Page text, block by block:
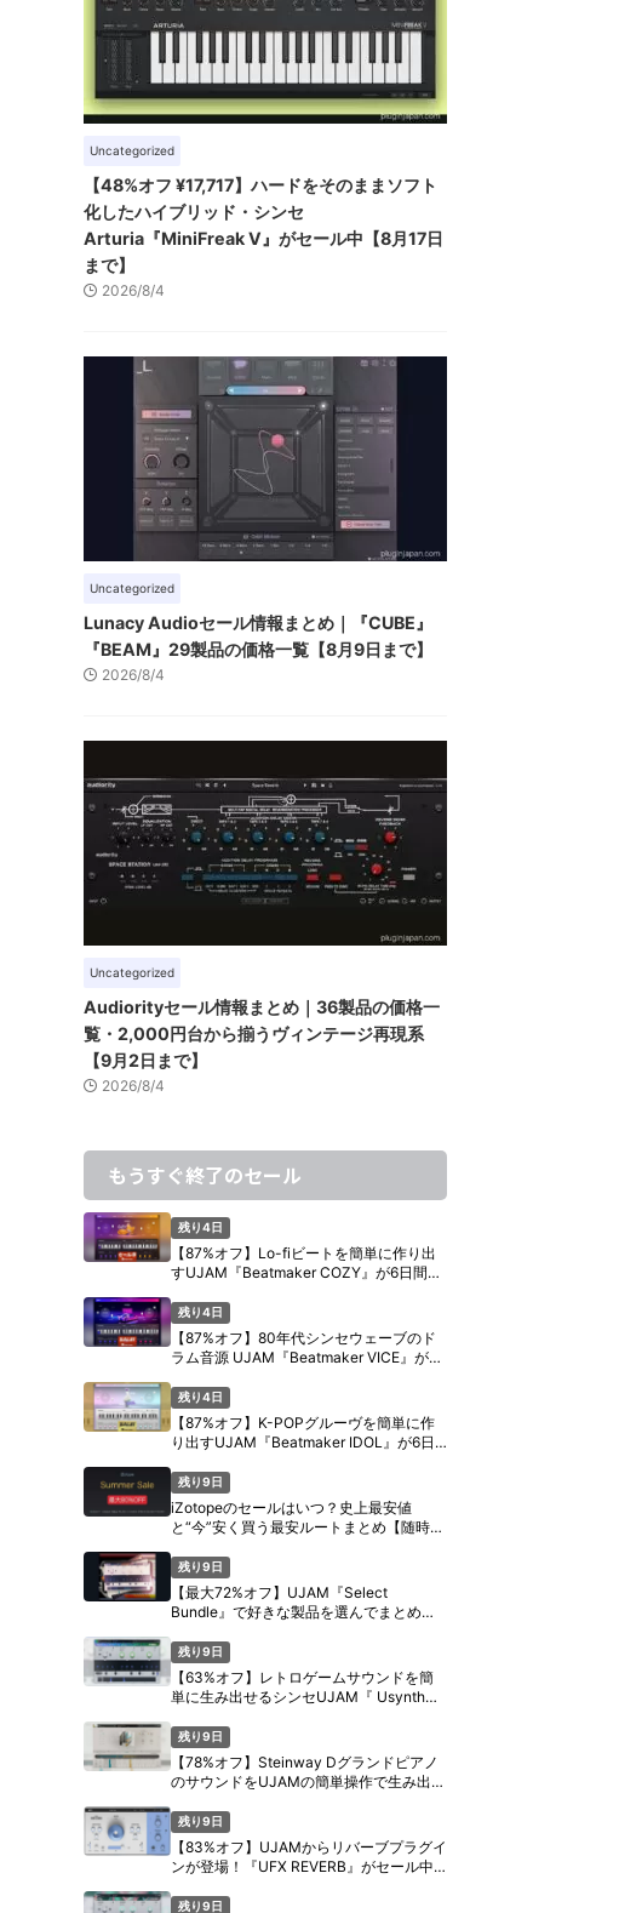
Uncategorized
【48%オフ ¥17,717】ハードをそのままソフト
化したハイブリッド・シンセ
Arturia『MiniFreak V』がセール中【8月17日
まで】
2026/8/4
Uncategorized
Lunacy Audioセール情報まとめ｜『CUBE』
『BEAM』29製品の価格一覧【8月9日まで】
2026/8/4
Uncategorized
Audiorityセール情報まとめ｜36製品の価格一
覧・2,000円台から揃うヴィンテージ再現系
【9月2日まで】
2026/8/4
もうすぐ終了のセール
残り4日
【87%オフ】Lo-fiビートを簡単に作り出
すUJAM『Beatmaker COZY』が6日間限
残り4日
【87%オフ】80年代シンセウェーブのド
ラム音源 UJAM『Beatmaker VICE』が6
残り4日
【87%オフ】K-POPグルーヴを簡単に作
り出すUJAM『Beatmaker IDOL』が6日
残り9日
iZotopeのセールはいつ？史上最安値
と“今”安く買う最安ルートまとめ【随時更
残り9日
【最大72%オフ】UJAM『Select
Bundle』で好きな製品を選んでまとめ買
残り9日
【63%オフ】レトロゲームサウンドを簡
単に生み出せるシンセUJAM『 Usynth
残り9日
【78%オフ】Steinway Dグランドピアノ
のサウンドをUJAMの簡単操作で生み出す
【期間限定】
残り9日
【83%オフ】UJAMからリバーブプラグイ
ンが登場！『UFX REVERB』がセール中
残り9日